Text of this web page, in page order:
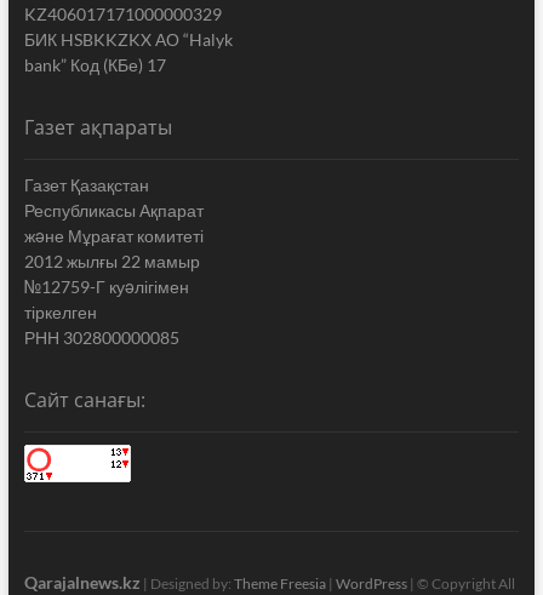
KZ406017171000000329
БИК HSBKKZKX АО “Halyk
bank” Код (КБе) 17
Газет ақпараты
Газет Қазақстан
Республикасы Ақпарат
жəне Мұрағат комитеті
2012 жылғы 22 мамыр
№12759-Г куəлігімен
тіркелген
РНН 302800000085
Сайт санағы:
Qarajalnews.kz | Designed by: Theme Freesia| WordPress| © Copyright All